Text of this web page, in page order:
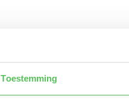
Toestemming